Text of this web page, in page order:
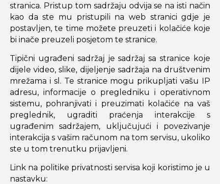
stranica. Pristup tom sadržaju odvija se na isti način
kao da ste mu pristupili na web stranici gdje je
postavljen, te time možete preuzeti i kolačiće koje
bi inače preuzeli posjetom te stranice.
Tipični ugrađeni sadržaj je sadržaj sa stranice koje
dijele video, slike, dijeljenje sadržaja na društvenim
mrežama i sl. Te stranice mogu prikupljati vašu IP
adresu, informacije o pregledniku i operativnom
sistemu, pohranjivati i preuzimati kolačiće na vaš
preglednik, ugraditi praćenja interakcije s
ugrađenim sadržajem, uključujući i povezivanje
interakcija s vašim računom na tom servisu, ukoliko
ste u tom trenutku prijavljeni.
Link na politike privatnosti servisa koji koristimo je u
nastavku: